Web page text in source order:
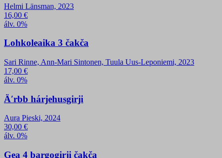
Helmi Länsman, 2023
16,00 €
álv. 0%
Lohkoleaika 3 čakča
Sari Rinne, Ann-Mari Sintonen, Tuula Uus-Leponiemi, 2023
17,00 €
álv. 0%
Äʹrbb hárjehusgirji
Aura Pieski, 2024
30,00 €
álv. 0%
Gea 4 bargogirji čakča